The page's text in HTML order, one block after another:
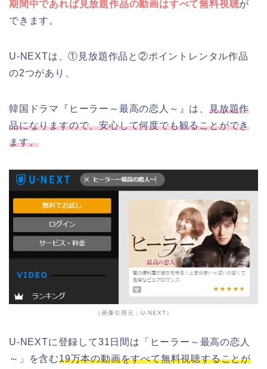
期間中であれば見放題作品の動画はすべて無料視聴が
できます。
U-NEXTは、①見放題作品と②ポイントレンタル作品
の2つがあり、
韓国ドラマ『ヒーラー～最高の恋人～』は、見放題作
品になりますので、安心して何度でも観ることができ
ます。
（画像引用元：U-NEXT）
U-NEXTに登録して31日間は「ヒーラー～最高の恋人
～」を含む19万本の動画をすべて無料視聴することが